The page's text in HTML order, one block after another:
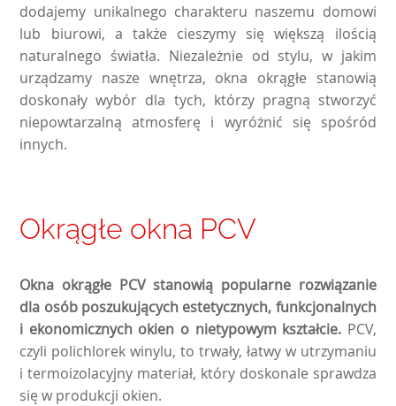
dodajemy unikalnego charakteru naszemu domowi
lub biurowi, a także cieszymy się większą ilością
naturalnego światła. Niezależnie od stylu, w jakim
urządzamy nasze wnętrza, okna okrągłe stanowią
doskonały wybór dla tych, którzy pragną stworzyć
niepowtarzalną atmosferę i wyróżnić się spośród
innych.
Okrągłe okna PCV
Okna okrągłe PCV stanowią popularne rozwiązanie
dla osób poszukujących estetycznych, funkcjonalnych
i ekonomicznych okien o nietypowym kształcie. PCV,
czyli polichlorek winylu, to trwały, łatwy w utrzymaniu
i termoizolacyjny materiał, który doskonale sprawdza
się w produkcji okien.